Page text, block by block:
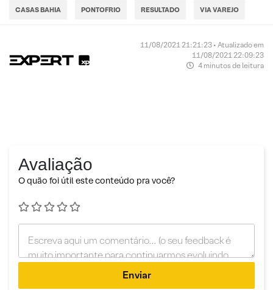
CASAS BAHIA PONTOFRIO RESULTADO VIA VAREJO
11/08/2021 21:21:23 • Atualizado em
11/08/2021 22:09:23
4 minutos de leitura
Avaliação
O quão foi útil este conteúdo pra você?
Enviar